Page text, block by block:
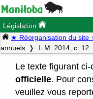
Législation
★ Réorganisation du site
annuels
L.M. 2014, c. 12
Le texte figurant ci-
officielle. Pour
veuillez vous